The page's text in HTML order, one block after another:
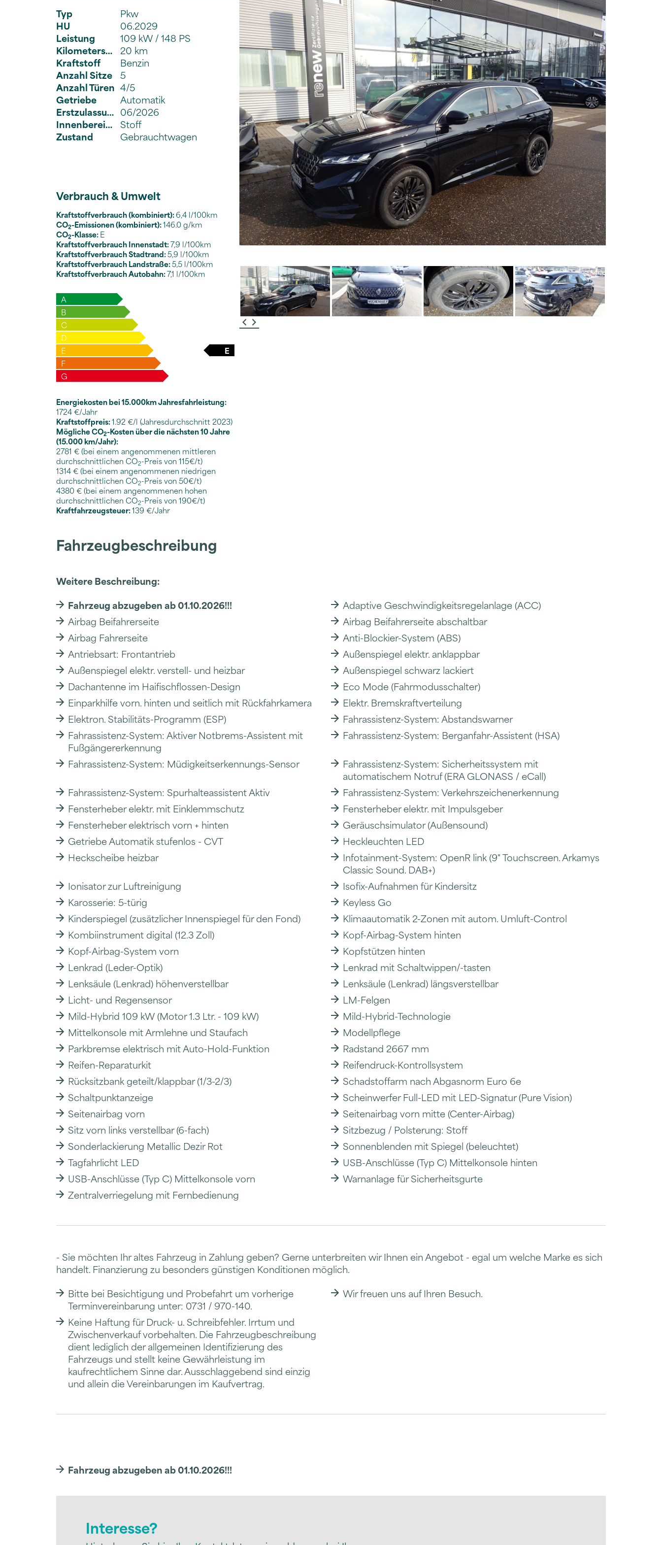
Typ
Pkw
HU
06.2029
Leistung
109 kW / 148 PS
Kilometerstand 20 km
Kraftstoff
Benzin
Anzahl Sitze 5
Anzahl Türen 4/5
Getriebe
Automatik
Erstzulassung 06/2026
Innenbereich Stoff
Zustand
Gebrauchtwagen
Verbrauch & Umwelt
Kraftstoffverbrauch (kombiniert):6,4 l/100km
CO2-Emissionen (kombiniert):146.0 g/km
CO2-Klasse:E
Kraftstoffverbrauch Innenstadt:7,9 l/100km
Kraftstoffverbrauch Stadtrand:5,9 l/100km
Kraftstoffverbrauch Landstraße:5,5 l/100km
Kraftstoffverbrauch Autobahn:7,1 l/100km
A
B
C
D
E
E
F
G
Energiekosten bei 15.000km Jahresfahrleistung:
1724 €/Jahr
Kraftstoffpreis:1.92 €/l (Jahresdurchschnitt 2023)
Mögliche CO2-Kosten über die nächsten 10 Jahre
(15.000 km/Jahr):
2781 € (bei einem angenommenen mittleren
durchschnittlichen CO2-Preis von 115€/t)
1314 € (bei einem angenommenen niedrigen
durchschnittlichen CO2-Preis von 50€/t)
4380 € (bei einem angenommenen hohen
durchschnittlichen CO2-Preis von 190€/t)
Kraftfahrzeugsteuer:139 €/Jahr
Fahrzeugbeschreibung
Weitere Beschreibung:
Fahrzeug abzugeben ab 01.10.2026!!!
Adaptive Geschwindigkeitsregelanlage (ACC)
Airbag Beifahrerseite
Airbag Beifahrerseite abschaltbar
Airbag Fahrerseite
Anti-Blockier-System (ABS)
Antriebsart: Frontantrieb
Außenspiegel elektr. anklappbar
Außenspiegel elektr. verstell- und heizbar
Außenspiegel schwarz lackiert
Dachantenne im Haifischflossen-Design
Eco Mode (Fahrmodusschalter)
Einparkhilfe vorn. hinten und seitlich mit Rückfahrkamera
Elektr. Bremskraftverteilung
Elektron. Stabilitäts-Programm (ESP)
Fahrassistenz-System: Abstandswarner
Fahrassistenz-System: Aktiver Notbrems-Assistent mit
Fußgängererkennung
Fahrassistenz-System: Berganfahr-Assistent (HSA)
Fahrassistenz-System: Müdigkeitserkennungs-Sensor
Fahrassistenz-System: Sicherheitssystem mit
automatischem Notruf (ERA GLONASS / eCall)
Fahrassistenz-System: Spurhalteassistent Aktiv
Fahrassistenz-System: Verkehrszeichenerkennung
Fensterheber elektr. mit Einklemmschutz
Fensterheber elektr. mit Impulsgeber
Fensterheber elektrisch vorn + hinten
Geräuschsimulator (Außensound)
Getriebe Automatik stufenlos - CVT
Heckleuchten LED
Heckscheibe heizbar
Infotainment-System: OpenR link (9" Touchscreen. Arkamys
Classic Sound. DAB+)
Ionisator zur Luftreinigung
Isofix-Aufnahmen für Kindersitz
Karosserie: 5-türig
Keyless Go
Kinderspiegel (zusätzlicher Innenspiegel für den Fond)
Klimaautomatik 2-Zonen mit autom. Umluft-Control
Kombiinstrument digital (12.3 Zoll)
Kopf-Airbag-System hinten
Kopf-Airbag-System vorn
Kopfstützen hinten
Lenkrad (Leder-Optik)
Lenkrad mit Schaltwippen/-tasten
Lenksäule (Lenkrad) höhenverstellbar
Lenksäule (Lenkrad) längsverstellbar
Licht- und Regensensor
LM-Felgen
Mild-Hybrid 109 kW (Motor 1.3 Ltr. - 109 kW)
Mild-Hybrid-Technologie
Mittelkonsole mit Armlehne und Staufach
Modellpflege
Parkbremse elektrisch mit Auto-Hold-Funktion
Radstand 2667 mm
Reifen-Reparaturkit
Reifendruck-Kontrollsystem
Rücksitzbank geteilt/klappbar (1/3-2/3)
Schadstoffarm nach Abgasnorm Euro 6e
Schaltpunktanzeige
Scheinwerfer Full-LED mit LED-Signatur (Pure Vision)
Seitenairbag vorn
Seitenairbag vorn mitte (Center-Airbag)
Sitz vorn links verstellbar (6-fach)
Sitzbezug / Polsterung: Stoff
Sonderlackierung Metallic Dezir Rot
Sonnenblenden mit Spiegel (beleuchtet)
Tagfahrlicht LED
USB-Anschlüsse (Typ C) Mittelkonsole hinten
USB-Anschlüsse (Typ C) Mittelkonsole vorn
Warnanlage für Sicherheitsgurte
Zentralverriegelung mit Fernbedienung
- Sie möchten Ihr altes Fahrzeug in Zahlung geben? Gerne unterbreiten wir Ihnen ein Angebot - egal um welche Marke es sich
handelt. Finanzierung zu besonders günstigen Konditionen möglich.
Bitte bei Besichtigung und Probefahrt um vorherige
Terminvereinbarung unter: 0731 / 970-140.
Wir freuen uns auf Ihren Besuch.
Keine Haftung für Druck- u. Schreibfehler. Irrtum und
Zwischenverkauf vorbehalten. Die Fahrzeugbeschreibung
dient lediglich der allgemeinen Identifizierung des
Fahrzeugs und stellt keine Gewährleistung im
kaufrechtlichem Sinne dar. Ausschlaggebend sind einzig
und allein die Vereinbarungen im Kaufvertrag.
Fahrzeug abzugeben ab 01.10.2026!!!
Interesse?